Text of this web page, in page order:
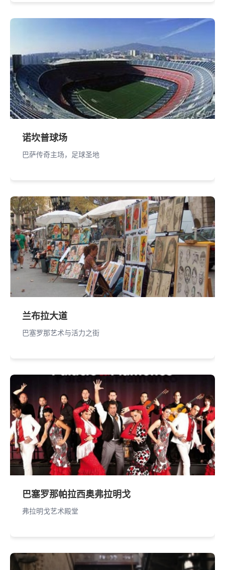
诺坎普球场
巴萨传奇主场，足球圣地
兰布拉大道
巴塞罗那艺术与活力之街
巴塞罗那帕拉西奥弗拉明戈
弗拉明戈艺术殿堂